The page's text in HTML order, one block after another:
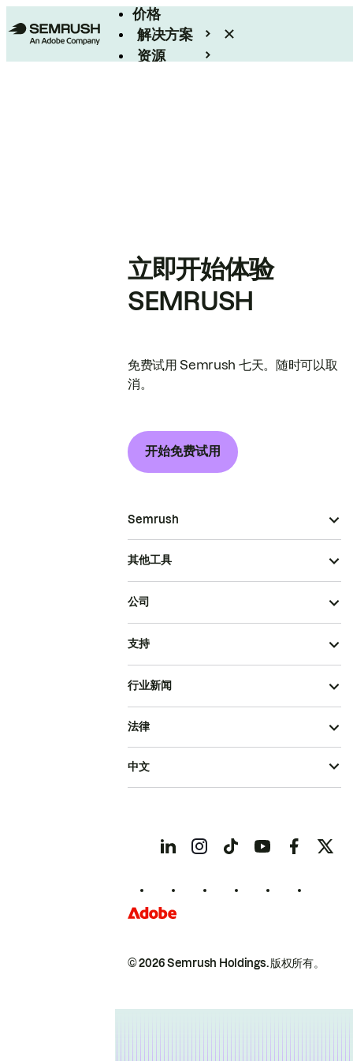
价格
解决方案
资源
立即开始体验
SEMRUSH
免费试用 Semrush 七天。随时可以取
消。
开始免费试用
Semrush
其他工具
公司
支持
行业新闻
© 2026 Semrush Holdings.版权所有。
法律
中文